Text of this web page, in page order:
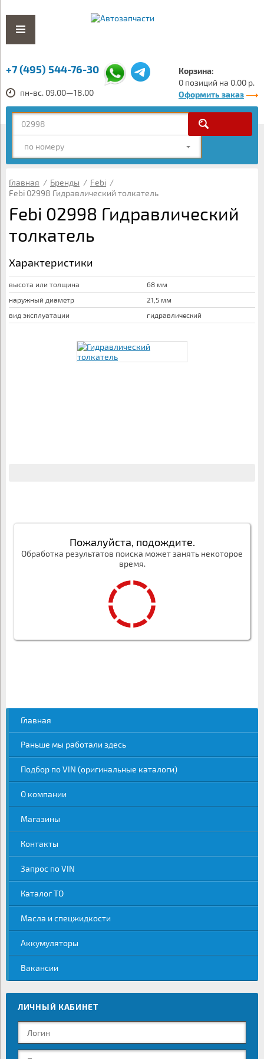
+7 (495) 544-76-30
пн-вс. 09.00—18.00
Корзина:
0 позиций на 0.00 р.
Оформить заказ
по номеру
Главная / Бренды / Febi /
Febi 02998 Гидравлический толкатель
Febi 02998 Гидравлический
толкатель
Характеристики
высота или толщина
68 мм
наружный диаметр
21,5 мм
вид эксплуатации
гидравлический
Пожалуйста, подождите.
Обработка результатов поиска может занять некоторое
время.
Главная
Раньше мы работали здесь
Подбор по VIN (оригинальные каталоги)
О компании
Магазины
Контакты
Запрос по VIN
Каталог ТО
Масла и спецжидкости
Аккумуляторы
Вакансии
ЛИЧНЫЙ КАБИНЕТ